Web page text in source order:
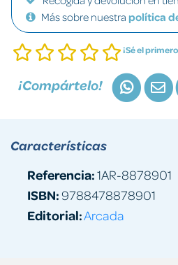
Más sobre nuestra política
¡Sé el
¡Compártelo!
Características
Referencia:1AR-8878901
ISBN:9788478878901
Editorial:Arcada